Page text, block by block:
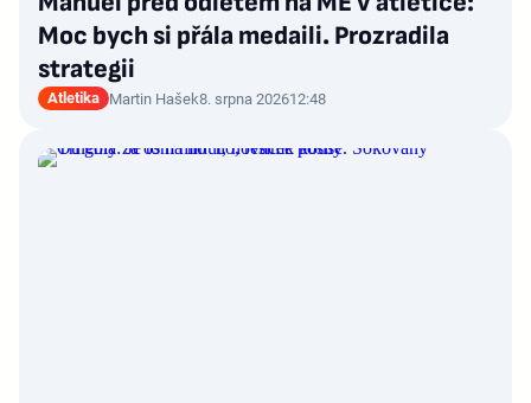
Moc bych si přála medaili. Prozradila
strategii
Atletika Martin Hašek8. srpna 202612:48